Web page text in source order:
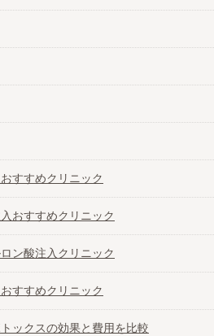
すすめクリニック
おすすめクリニック
ン酸注入クリニック
すすめクリニック
ックスの効果と費用を比較